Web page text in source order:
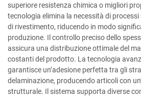
superiore resistenza chimica o migliori
tecnologia elimina la necessità di
di rivestimento, riducendo in modo
produzione. Il controllo preciso dello
assicura una distribuzione ottimale del
costanti del prodotto. La tecnologia
garantisce un’adesione perfetta tra gli
delaminazione, producendo articoli con
strutturale. Il sistema supporta diverse